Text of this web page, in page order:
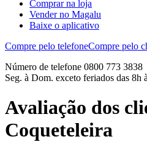
Comprar na loja
Vender no Magalu
Baixe o aplicativo
Compre pelo telefoneCompre pelo
Número de telefone 0800 773 3838
Seg. à Dom. exceto feriados das 8h
Avaliação dos
Coqueteleira